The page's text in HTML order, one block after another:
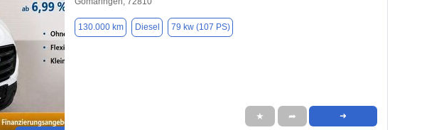
130.000 km Diesel 79 kw (107 PS)
★ ➦ ➜